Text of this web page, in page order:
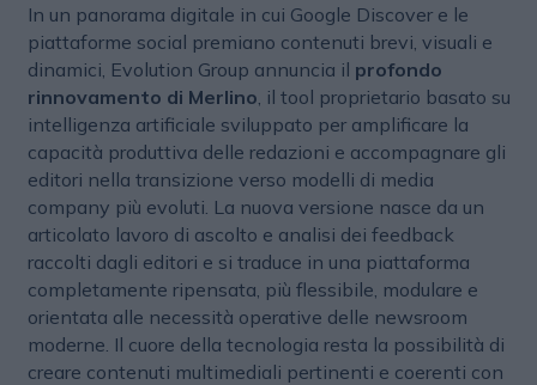
In un panorama digitale in cui Google Discover e le
piattaforme social premiano contenuti brevi, visuali e
dinamici, Evolution Group annuncia il profondo
rinnovamento di Merlino , il tool proprietario basato su
intelligenza artificiale sviluppato per amplificare la
capacità produttiva delle redazioni e accompagnare gli
editori nella transizione verso modelli di media
company più evoluti. La nuova versione nasce da un
articolato lavoro di ascolto e analisi dei feedback
raccolti dagli editori e si traduce in una piattaforma
completamente ripensata, più flessibile, modulare e
orientata alle necessità operative delle newsroom
moderne. Il cuore della tecnologia resta la possibilità di
creare contenuti multimediali pertinenti e coerenti con